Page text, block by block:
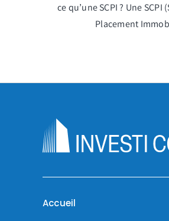
ce qu’une SCPI ? Une
Placement
Accueil